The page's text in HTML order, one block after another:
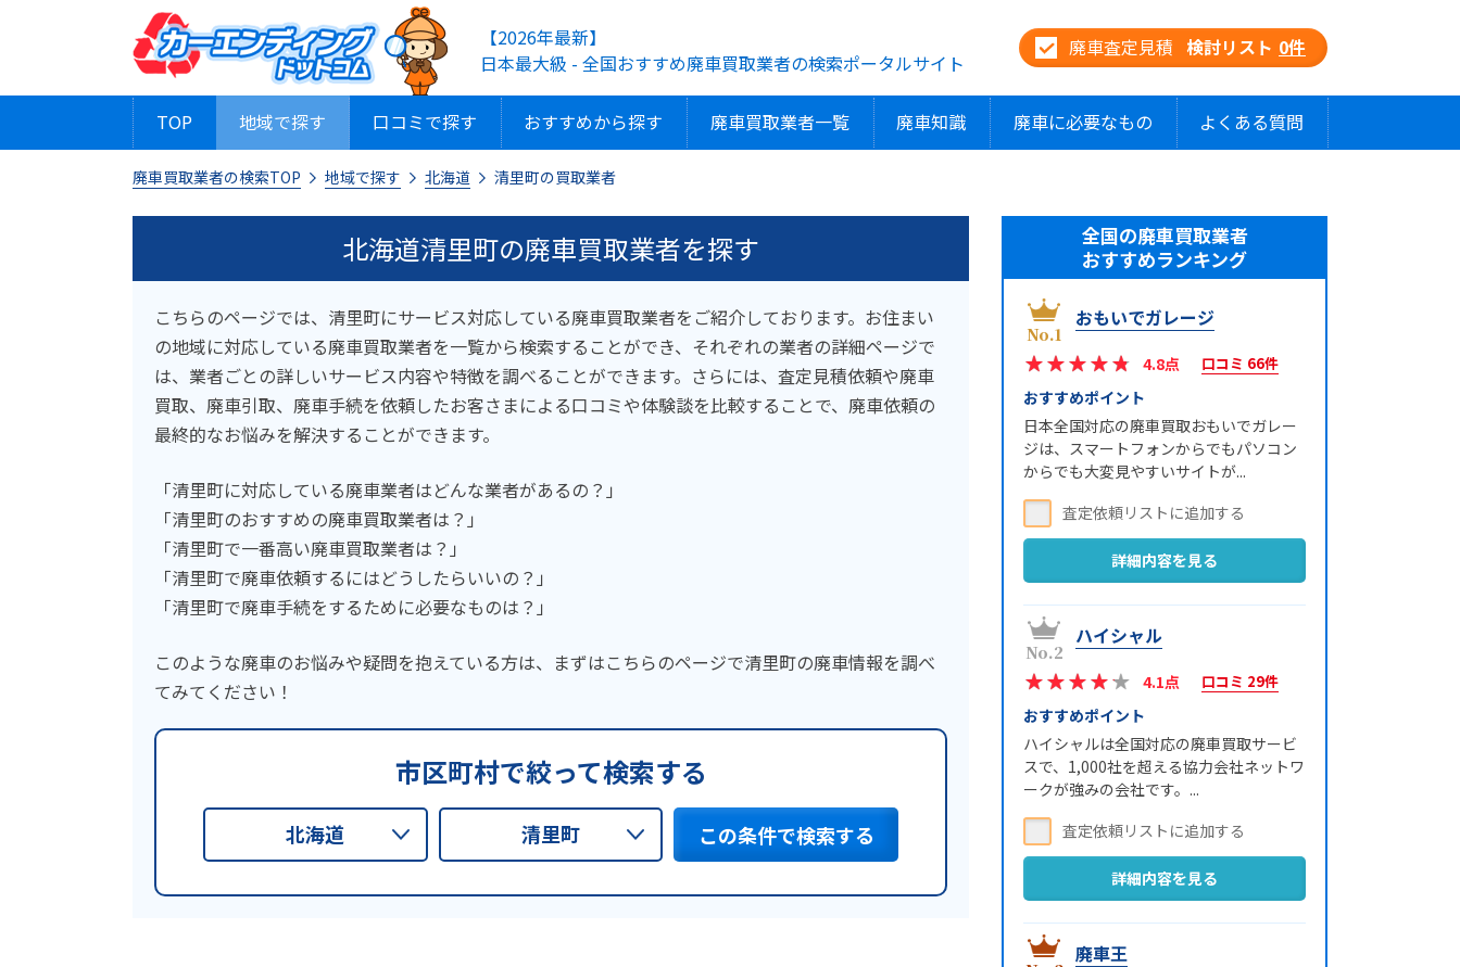
【2026年最新】
日本最大級 - 全国おすすめ廃車買取業者の検索ポータルサイト
廃車査定見積 検討リスト 0件
TOP 地域で探す 口コミで探す おすすめから探す 廃車買取業者一覧 廃車知識 廃車に必要なもの よくある質問
廃車買取業者の検索TOP 地域で探す 北海道 清里町の買取業者
北海道清里町の廃車買取業者を探す
こちらのページでは、清里町にサービス対応している廃車買取業者をご紹介しております。お住まい
の地域に対応している廃車買取業者を一覧から検索することができ、それぞれの業者の詳細ページで
は、業者ごとの詳しいサービス内容や特徴を調べることができます。さらには、査定見積依頼や廃車
買取、廃車引取、廃車手続を依頼したお客さまによる口コミや体験談を比較することで、廃車依頼の
最終的なお悩みを解決することができます。
「清里町に対応している廃車業者はどんな業者があるの？」
「清里町のおすすめの廃車買取業者は？」
「清里町で一番高い廃車買取業者は？」
「清里町で廃車依頼するにはどうしたらいいの？」
「清里町で廃車手続をするために必要なものは？」
このような廃車のお悩みや疑問を抱えている方は、まずはこちらのページで清里町の廃車情報を調べ
てみてください！
市区町村で絞って検索する
北海道 清里町 この条件で検索する
全国の廃車買取業者
おすすめランキング
おもいでガレージ
4.8点 口コミ 66件
おすすめポイント
日本全国対応の廃車買取おもいでガレー
ジは、スマートフォンからでもパソコン
からでも大変見やすいサイトが...
詳細内容を見る
ハイシャル
4.1点 口コミ 29件
おすすめポイント
ハイシャルは全国対応の廃車買取サービ
スで、1,000社を超える協力会社ネットワ
ークが強みの会社です。...
詳細内容を見る
廃車王